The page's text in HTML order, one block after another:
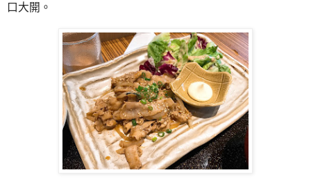
口大開。